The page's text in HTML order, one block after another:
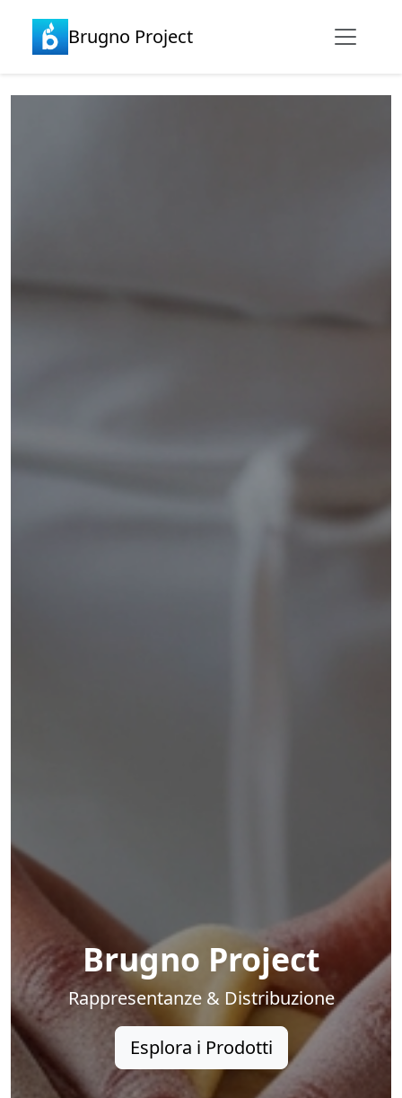
Brugno Project
Brugno Project
Rappresentanze & Distribuzione
Esplora i Prodotti